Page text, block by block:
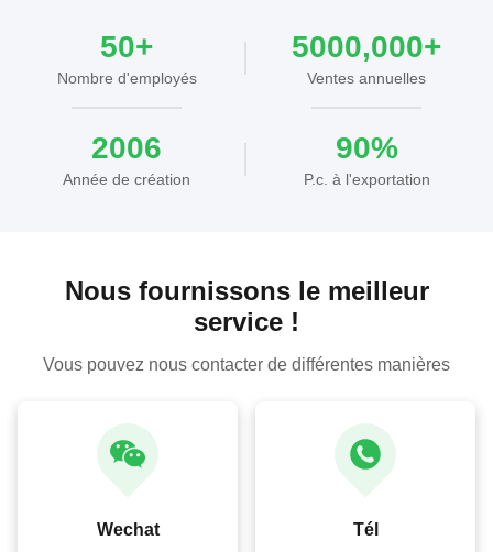
50+
Nombre d'employés
5000,000+
Ventes annuelles
2006
Année de création
90%
P.c. à l'exportation
Nous fournissons le meilleur
service !
Vous pouvez nous contacter de différentes manières
Wechat Tél